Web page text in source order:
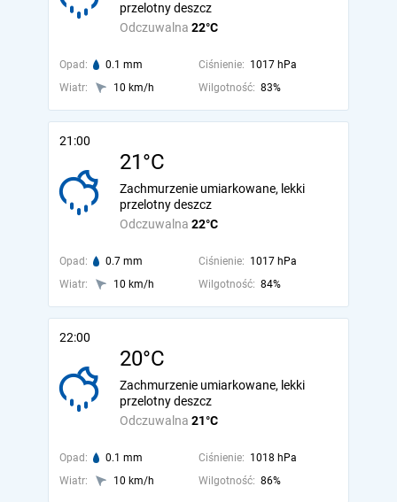
Odczuwalna 22°C
przelotny deszcz
Opad: 0.1 mm Ciśnienie: 1017 hPa
Wiatr:
10 km/h Wilgotność: 83%
21:00
21°C
Odczuwalna 22°C
Zachmurzenie umiarkowane, lekki
przelotny deszcz
Opad: 0.7 mm Ciśnienie: 1017 hPa
Wiatr:
10 km/h Wilgotność: 84%
22:00
20°C
Odczuwalna 21°C
Zachmurzenie umiarkowane, lekki
przelotny deszcz
Opad: 0.1 mm Ciśnienie: 1018 hPa
Wiatr:
10 km/h Wilgotność: 86%